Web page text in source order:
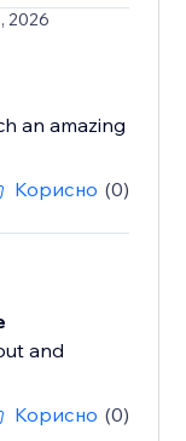
2026
an amazing
Корисно (0)
and
Корисно (0)